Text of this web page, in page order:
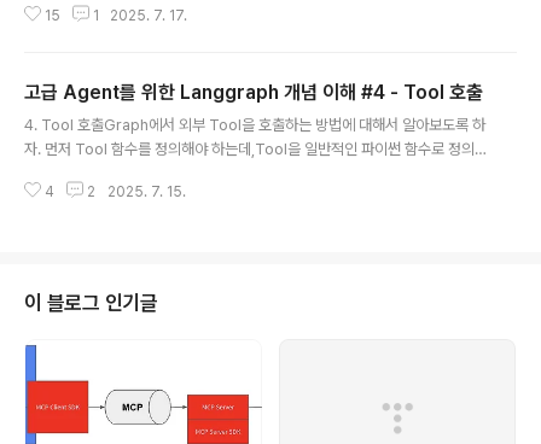
고, 그 내용을 기반으로 답변하는 Agent를 만든다고 하자.
는데 충분한 정보를 가지고 있는지 판단을 하고, 만약에 검
색된 정보가 충분하지 않으면 질문을 변경해서 다시 구글
검색을 하고, 충분한 정보를 수집할때 까지 이 과정을 반복
이 구조를 Langchain으로 만들 수 없을까?물론 가능은
15 1 2025. 7. 17.
고급 Agent를 위한 Langgraph 개념 이해 #4 - Tool 호출
4. Tool 호출Graph에서 외부 Tool을 호출하는 방법에 대해서 알아보도록 하
자. 먼저 Tool 함수를 정의해야 하는데,Tool을 일반적인 파이썬 함수로 정의한
LLM AI 모델이 어떤 툴을 사용해야할지 판단할때 이 정보를 이용해서, 툴의 기
이렇게 툴을 호출하는 노드를 ToonNode라고 하는데, 인자로, 호출할 툴 함수
를 정의한다. 아래 코드에서 보면 ToolNode([..
4 2 2025. 7. 15.
이 블로그 인기글